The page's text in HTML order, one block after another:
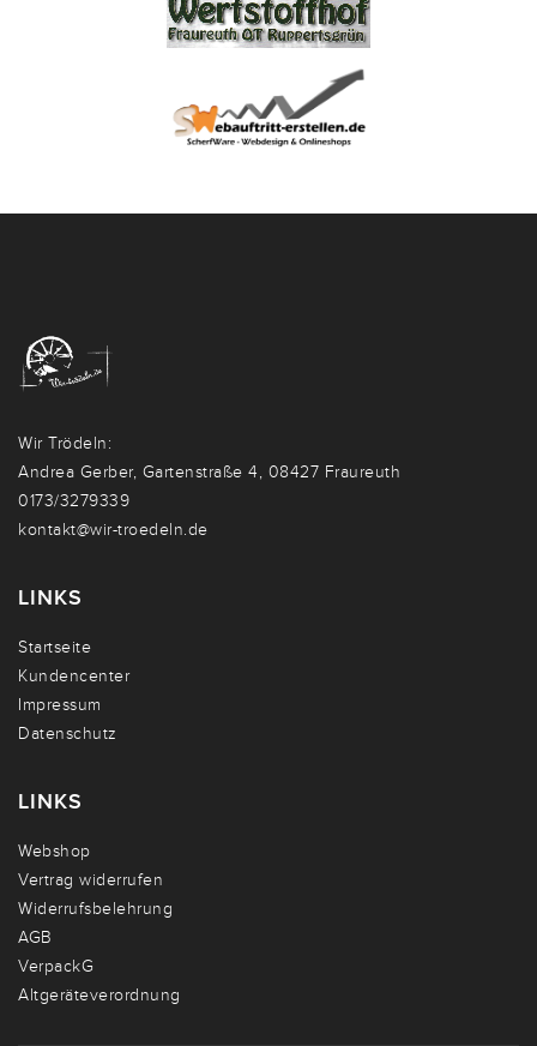
Wir Trödeln:
Andrea Gerber, Gartenstraße 4, 08427 Fraureuth
0173/3279339
kontakt@wir-troedeln.de
LINKS
Startseite
Kundencenter
Impressum
Datenschutz
LINKS
Webshop
Vertrag widerrufen
Widerrufsbelehrung
AGB
VerpackG
Altgeräteverordnung